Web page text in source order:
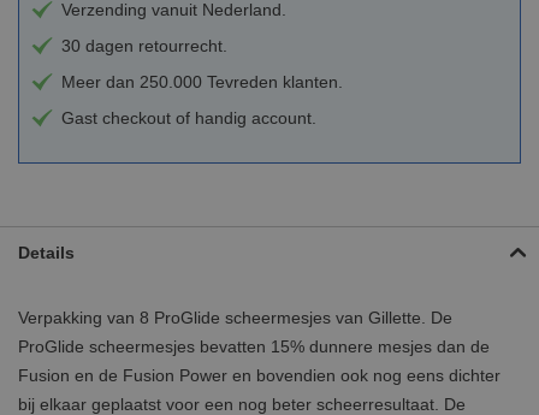
Verzending vanuit Nederland.
30 dagen retourrecht.
Meer dan 250.000 Tevreden klanten.
Gast checkout of handig account.
Details
Verpakking van 8 ProGlide scheermesjes van Gillette. De
ProGlide scheermesjes bevatten 15% dunnere mesjes dan de
Fusion en de Fusion Power en bovendien ook nog eens dichter
bij elkaar geplaatst voor een nog beter scheerresultaat. De